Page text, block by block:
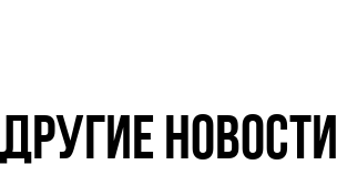
ДРУГИЕ НОВОСТИ